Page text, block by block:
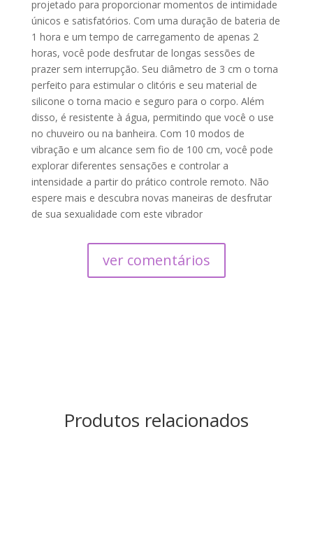
projetado para proporcionar momentos de intimidade
únicos e satisfatórios. Com uma duração de bateria de
1 hora e um tempo de carregamento de apenas 2
horas, você pode desfrutar de longas sessões de
prazer sem interrupção. Seu diâmetro de 3 cm o torna
perfeito para estimular o clitóris e seu material de
silicone o torna macio e seguro para o corpo. Além
disso, é resistente à água, permitindo que você o use
no chuveiro ou na banheira. Com 10 modos de
vibração e um alcance sem fio de 100 cm, você pode
explorar diferentes sensações e controlar a
intensidade a partir do prático controle remoto. Não
espere mais e descubra novas maneiras de desfrutar
de sua sexualidade com este vibrador
ver comentários
Produtos relacionados